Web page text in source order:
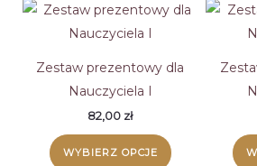
Zestaw prezentowy dla
Nauczyciela I
82,00 zł
WYBIERZ OPCJE